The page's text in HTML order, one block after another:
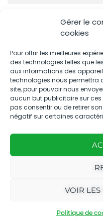
Gérer le
cookies
Pour offrir les meilleures
des technologies telles que
aux informations des
technologies nous permettra
site, pour pouvoir nous
aucun but publicitaire sur ces
pas consentir ou de retirer
négatif sur certaines
VOIR LES
Politique de
Nous
contactBT@bleu-
Kit
Kit média Bleu
Nous